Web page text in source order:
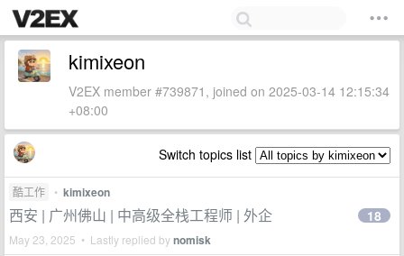
kimixeon
V2EX member #739871, joined on 2025-03-14 12:15:34
+08:00
Switch topics list
酷工作 • kimixeon
西安 | 广州佛山 | 中高级全栈工程师 | 外企
May 23, 2025 • Lastly replied bynomisk
18